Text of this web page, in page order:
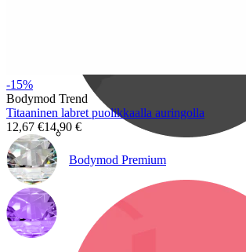
Bodymod Premium
-15%
Bodymod Trend
Titaaninen labret puolikkaalla auringolla
12,67 €14,90 €